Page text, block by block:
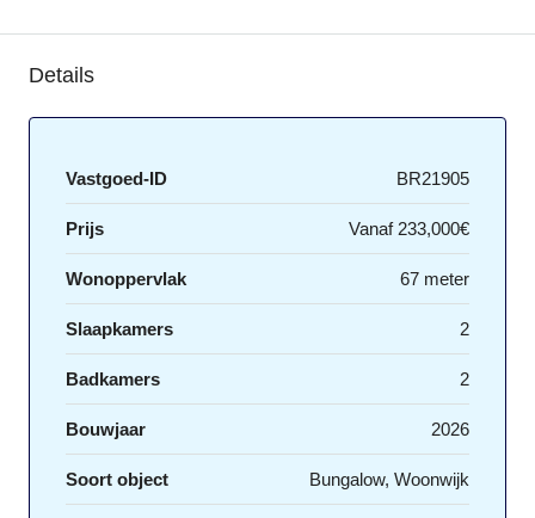
Details
Vastgoed-ID BR21905
Prijs Vanaf233,000€
Wonoppervlak 67 meter
Slaapkamers 2
Badkamers 2
Bouwjaar 2026
Soort object Bungalow, Woonwijk